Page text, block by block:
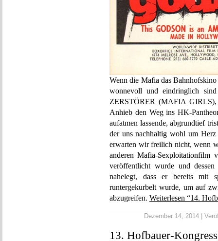
Wenn die Mafia das
wonnevoll und eindringlich
ZERSTÖRER (MAFIA GIRLS),
Anhieb den Weg ins HK-
aufatmen lassende, abgrundtief
der uns nachhaltig wohl um
erwarten wir freilich nicht, wenn
anderen Mafia-
veröffentlicht wurde und
nahelegt, dass er bereits mit
runtergekurbelt wurde, um auf
abzugreifen. Weiterlesen “14.
Dezember 14, 2014 |
13. Hofbauer-